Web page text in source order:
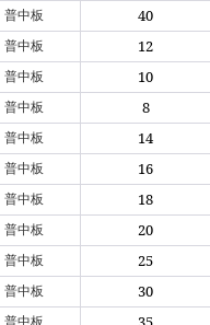
普中板 40
普中板 12
普中板 10
普中板 8
普中板 14
普中板 16
普中板 18
普中板 20
普中板 25
普中板 30
普中板